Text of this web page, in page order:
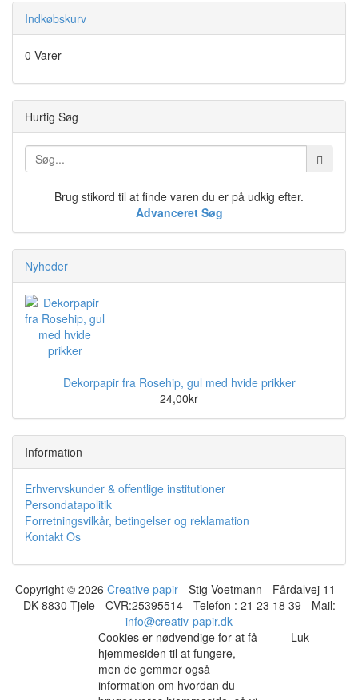
Indkøbskurv
0 Varer
Hurtig Søg
Brug stikord til at finde varen du er på udkig efter.
Advanceret Søg
Nyheder
Dekorpapir fra Rosehip, gul med hvide prikker
24,00kr
Information
Erhvervskunder & offentlige institutioner
Persondatapolitik
Forretningsvilkår, betingelser og reklamation
Kontakt Os
Copyright © 2026 Creative papir - Stig Voetmann - Fårdalvej 11 -
DK-8830 Tjele - CVR:25395514 - Telefon : 21 23 18 39 - Mail:
info@creativ-papir.dk
Cookies er nødvendige for at få
hjemmesiden til at fungere,
men de gemmer også
information om hvordan du
Luk